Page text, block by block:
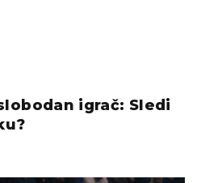
igrač: Sledi